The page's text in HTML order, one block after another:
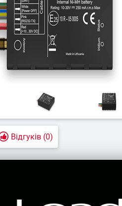
Підземний
Контроль
Відгуків (0)